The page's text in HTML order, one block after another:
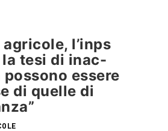
l’inps
tesi di inac-
possono essere
di quelle di